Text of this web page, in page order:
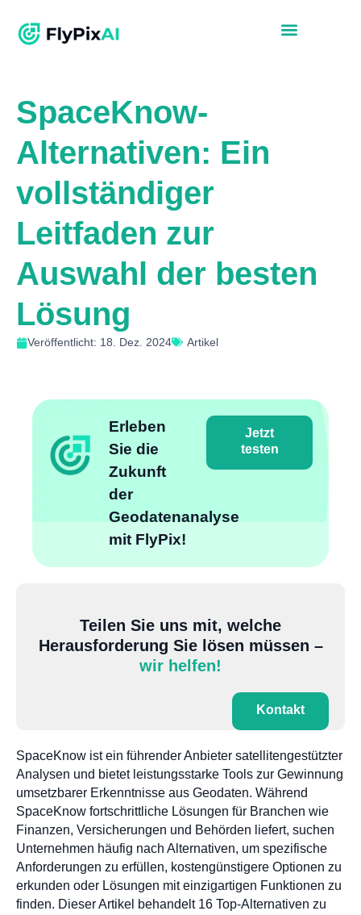
SpaceKnow-
Alternativen: Ein
vollständiger
Leitfaden zur
Auswahl der besten
Lösung
Veröffentlicht: 18. Dez. 2024 Artikel
Erleben
Sie die
Zukunft
der
Geodatenanalyse
mit FlyPix!
Jetzt
testen
Teilen Sie uns mit, welche
Herausforderung Sie lösen müssen –
wir helfen!
Kontakt
SpaceKnow ist ein führender Anbieter satellitengestützter
Analysen und bietet leistungsstarke Tools zur Gewinnung
umsetzbarer Erkenntnisse aus Geodaten. Während
SpaceKnow fortschrittliche Lösungen für Branchen wie
Finanzen, Versicherungen und Behörden liefert, suchen
Unternehmen häufig nach Alternativen, um spezifische
Anforderungen zu erfüllen, kostengünstigere Optionen zu
erkunden oder Lösungen mit einzigartigen Funktionen zu
finden. Dieser Artikel behandelt 16 Top-Alternativen zu